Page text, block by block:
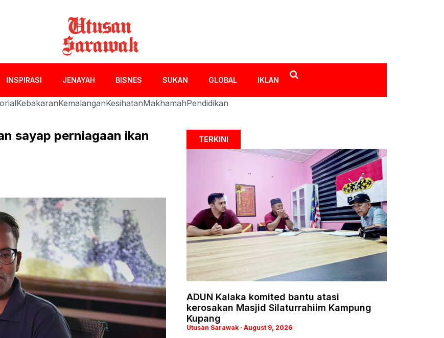
INSPIRASI JENAYAH BISNES SUKAN GLOBAL IKLAN
KebakaranKemalanganKesihatanMakhamahPendidikan
sayap perniagaan ikan
TERKINI
ADUN Kalaka komited bantu atasi
kerosakan Masjid Silaturrahiim Kampung
Kupang
Utusan Sarawak August 9, 2026